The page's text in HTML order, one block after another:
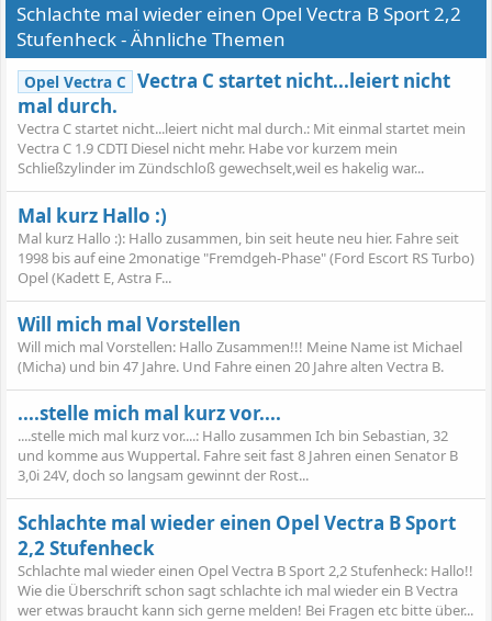
Schlachte mal wieder einen Opel Vectra B Sport 2,2
Stufenheck - Ähnliche Themen
Opel Vectra C Vectra C startet nicht...leiert nicht
mal durch.
Vectra C startet nicht...leiert nicht mal durch.: Mit einmal startet mein
Vectra C 1.9 CDTI Diesel nicht mehr. Habe vor kurzem mein
Schließzylinder im Zündschloß gewechselt,weil es hakelig war...
Mal kurz Hallo :)
Mal kurz Hallo :): Hallo zusammen, bin seit heute neu hier. Fahre seit
1998 bis auf eine 2monatige "Fremdgeh-Phase" (Ford Escort RS Turbo)
Opel (Kadett E, Astra F...
Will mich mal Vorstellen
Will mich mal Vorstellen: Hallo Zusammen!!! Meine Name ist Michael
(Micha) und bin 47 Jahre. Und Fahre einen 20 Jahre alten Vectra B.
....stelle mich mal kurz vor....
....stelle mich mal kurz vor....: Hallo zusammen Ich bin Sebastian, 32
und komme aus Wuppertal. Fahre seit fast 8 Jahren einen Senator B
3,0i 24V, doch so langsam gewinnt der Rost...
Schlachte mal wieder einen Opel Vectra B Sport
2,2 Stufenheck
Schlachte mal wieder einen Opel Vectra B Sport 2,2 Stufenheck: Hallo!!
Wie die Überschrift schon sagt schlachte ich mal wieder ein B Vectra
wer etwas braucht kann sich gerne melden! Bei Fragen etc bitte über...